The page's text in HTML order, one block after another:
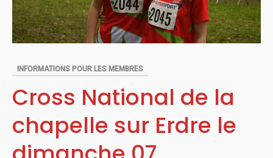
INFORMATIONS POUR LES MEMBRES
Cross National de la
chapelle sur Erdre le